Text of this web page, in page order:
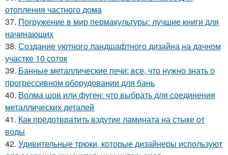
отопления частного дома
37. Погружение в мир пермакультуры: лучшие книги для
начинающих
38. Создание уютного ландшафтного дизайна на дачном
участке 10 соток
39. Банные металлические печи: все, что нужно знать о
прогрессивном оборудовании для бань
40. Волма шов или фуген: что выбрать для соединения
металлических деталей
41. Как предотвратить вздутие ламината на стыке от
воды
42. Удивительные трюки, которые дизайнеры используют